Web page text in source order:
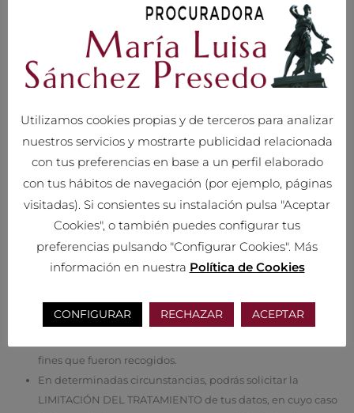
territorio norteamericano, encontrándose adheridos al Privacy
5.- Derechos
Como interesado que nos ha proporcionado tus datos personales,
estás facultado para ejercitar los siguientes derechos que la
normativa en materia de protección de datos te reconoce,
conforme a lo previsto en la misma:
Derecho a revocar en cualquier momento el
consentimiento prestado.
Derecho de ACCESO a tus datos personales
inexactos
Derecho de solicitar la SUPRESIÓN de tus datos, cuando,
fines que fueron recogidos.
En determinadas circunstancias, podrás solicitar la
LIMITACIÓN DEL TRATAMIENTO de tus datos, en cuyo caso
Utilizamos cookies propias y de terceros para analizar
nuestros servicios y mostrarte publicidad relacionada
con tus preferencias en base a un perfil elaborado
con tus hábitos de navegación (por ejemplo, páginas
visitadas). Si consientes su instalación pulsa "Aceptar
Cookies", o también puedes configurar tus
preferencias pulsando "Configurar Cookies". Más
información en nuestra Política de Cookies
CONFIGURAR RECHAZAR ACEPTAR